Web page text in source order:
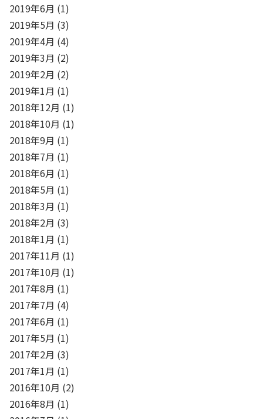
2019年6月 (1)
2019年5月 (3)
2019年4月 (4)
2019年3月 (2)
2019年2月 (2)
2019年1月 (1)
2018年12月 (1)
2018年10月 (1)
2018年9月 (1)
2018年7月 (1)
2018年6月 (1)
2018年5月 (1)
2018年3月 (1)
2018年2月 (3)
2018年1月 (1)
2017年11月 (1)
2017年10月 (1)
2017年8月 (1)
2017年7月 (4)
2017年6月 (1)
2017年5月 (1)
2017年2月 (3)
2017年1月 (1)
2016年10月 (2)
2016年8月 (1)